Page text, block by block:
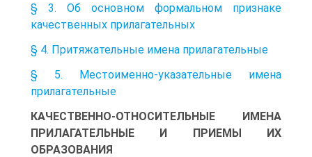
§ 3. Об основном формальном признаке
качественных прилагательных
§ 4. Притяжательные имена прилагательные
§ 5. Местоименно-указательные имена
прилагательные
КАЧЕСТВЕННО-ОТНОСИТЕЛЬНЫЕ ИМЕНА
ПРИЛАГАТЕЛЬНЫЕ И ПРИЕМЫ ИХ
ОБРАЗОВАНИЯ